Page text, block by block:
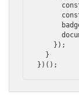
    });
  }